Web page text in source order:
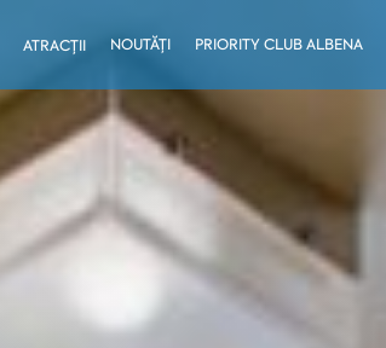
ATRACȚII NOUTĂȚI PRIORITY CLUB ALBENA